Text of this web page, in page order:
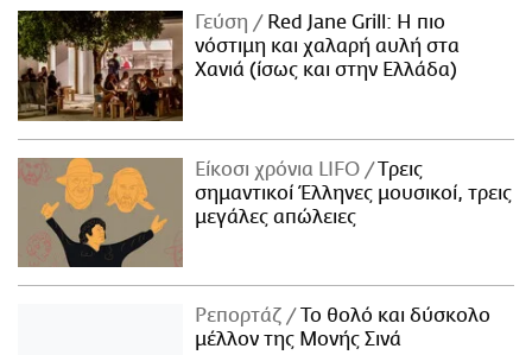
Γεύση
Red Jane Grill: Η πιο
νόστιμη και χαλαρή αυλή στα
Χανιά (ίσως και στην Ελλάδα)
Είκοσι χρόνια LIFO
Tρεις
σημαντικοί Έλληνες μουσικοί, τρεις
μεγάλες απώλειες
Ρεπορτάζ
Το θολό και δύσκολο
μέλλον της Μονής Σινά